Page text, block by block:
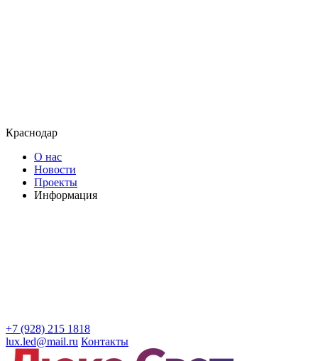
Краснодар
О нас
Новости
Проекты
Информация
+7 (928) 215 1818
lux.led@mail.ru Контакты